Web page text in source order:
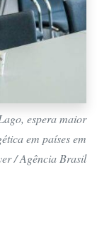
espera maior
em países em
/ Agência Brasil